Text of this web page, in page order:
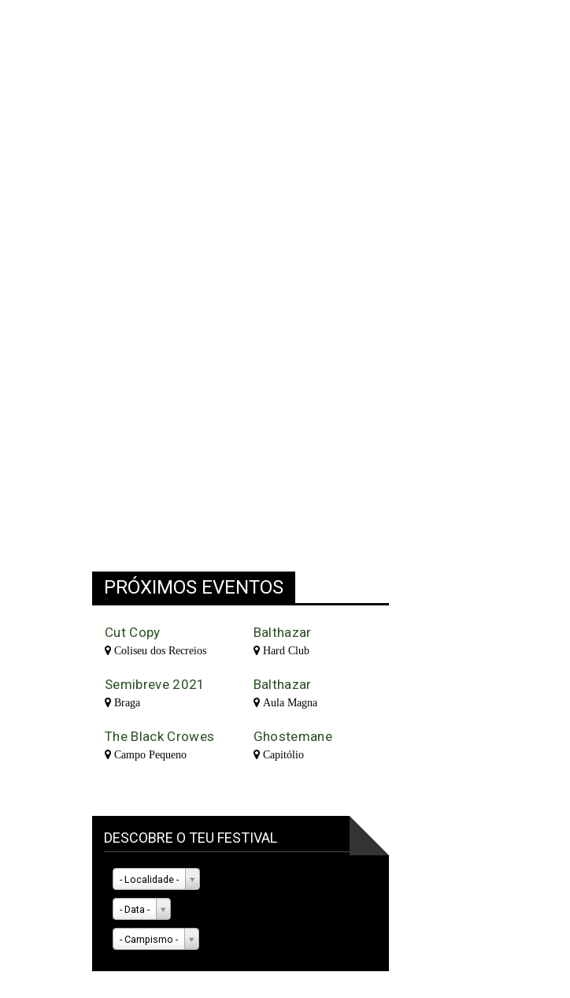
PRÓXIMOS EVENTOS
Cut Copy
Coliseu dos Recreios
Balthazar
Hard Club
Semibreve 2021
Braga
Balthazar
Aula Magna
The Black Crowes
Campo Pequeno
Ghostemane
Capitólio
DESCOBRE O TEU FESTIVAL
- Localidade -
- Data -
- Campismo -